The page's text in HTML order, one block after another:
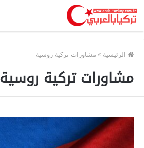
الرئيسية » مشاورات تركية روسية
مشاورات تركية روسية